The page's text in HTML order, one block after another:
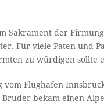
Sakrament der
Für viele Paten und
zu würdigen sollte
Flughafen
bekam einen